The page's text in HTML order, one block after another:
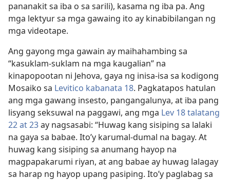
pananakit sa iba o sa sarili), kasama ng iba pa. Ang
mga lektyur sa mga gawaing ito ay kinabibilangan ng
mga videotape.
Ang gayong mga gawain ay maihahambing sa
“kasuklam-suklam na mga kaugalian” na
kinapopootan ni Jehova, gaya ng inisa-isa sa kodigong
Mosaiko sa Levitico kabanata 18. Pagkatapos hatulan
ang mga gawang insesto, pangangalunya, at iba pang
lisyang seksuwal na paggawi, ang mga Lev 18 talatang
22 at 23ay nagsasabi: “Huwag kang sisiping sa lalaki
na gaya sa babae. Ito’y karumal-dumal na bagay. At
huwag kang sisiping sa anumang hayop na
magpapakarumi riyan, at ang babae ay huwag lalagay
sa harap ng hayop upang pasiping. Ito’y paglabag sa